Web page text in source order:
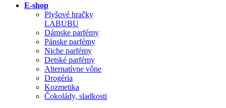
E-shop
Plyšové hračky
LABUBU
Dámske parfémy
Pánske parfémy
Niche parfémy
Detské parfémy
Alternatívne vône
Drogéria
Kozmetika
Čokolády, sladkosti